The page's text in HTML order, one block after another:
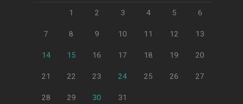
1 2 3 4 5 6
7 8 9 10 11 12 13
14 15 16 17 18 19 20
21 22 23 24 25 26 27
28 29 30 31